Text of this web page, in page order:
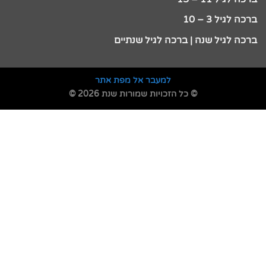
ברכה לגיל 3 – 10
ברכה לגיל שנה | ברכה לגיל שנתיים
למעבר אל מפת אתר
© כל הזכויות שמורות שנת 2026 ©